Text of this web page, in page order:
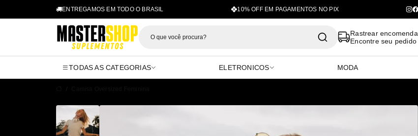
ENTREGAMOS EM TODO O BRASIL 10% OFF EM PAGAMENTOS NO PIX
Mastershop - Oficial
Rastrear encomenda
Encontre seu pedido
TODAS AS CATEGORIAS ELETRONICOS MODA